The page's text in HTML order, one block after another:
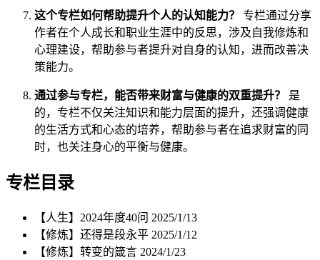
这个专栏如何帮助提升个人的认知能力？
专栏通过分享
作者在个人成长和职业生涯中的反思，涉及自我修炼和
心理建设，帮助参与者提升对自身的认知，进而改善决
策能力。
通过参与专栏，能否带来财富与健康的双重提升？
是
的，专栏不仅关注知识和能力层面的提升，还强调健康
的生活方式和心态的培养，帮助参与者在追求财富的同
时，也关注身心的平衡与健康。
专栏目录
【人生】2024年度40问 2025/1/13
【修炼】还得是段永平 2025/1/12
【修炼】转变的箴言 2024/1/23